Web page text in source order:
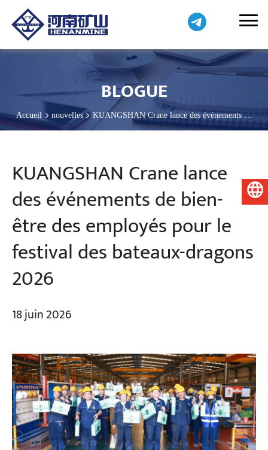
BLOGUE
Accueil nouvelles
KUANGSHAN Crane lance des événements de
bien-être des employés pour le festival des bateaux-dragons 2026
KUANGSHAN Crane lance
des événements de bien-
être des employés pour le
festival des bateaux-dragons
2026
18 juin 2026
Français